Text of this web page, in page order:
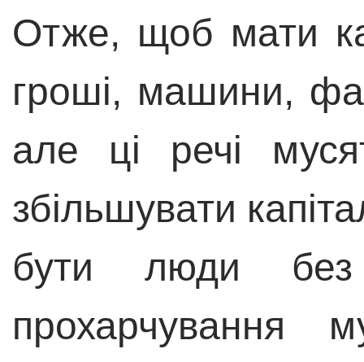
Отже, щоб мати
гроші, машини,
але ці речі
збільшувати
бути люди
прохарчування